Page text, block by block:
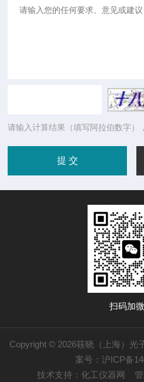
请输入计算结果（填写阿拉伯数字）
扫码加
Copyright © 2026筱晓（上海）
案号：沪ICP备
技术支持： 化工仪器网